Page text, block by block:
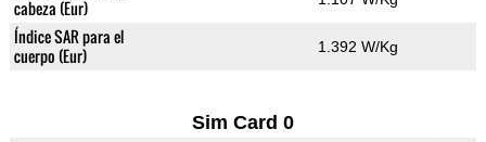
cabeza (Eur)
Índice SAR para el
cuerpo (Eur)
1.392 W/Kg
Sim Card 0